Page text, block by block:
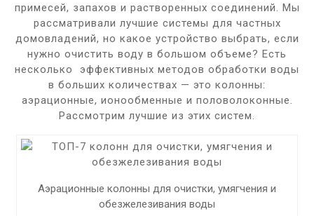
примесей, запахов и растворенных соединений. Мы
рассматривали лучшие системы для частных
домовладений, но какое устройство выбрать, если
нужно очистить воду в большом объеме? Есть
несколько эффективных методов обработки воды
в больших количествах — это колонны:
аэрационные, ионообменные и половолоконные.
Рассмотрим лучшие из этих систем.
Аэрационные колонны для очистки, умягчения и
обезжелезивания воды